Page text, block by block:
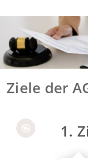
Ziele der
1.